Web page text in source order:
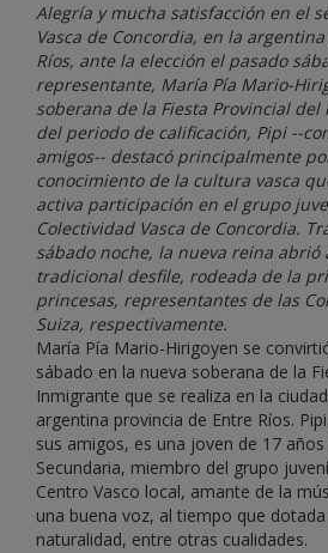
Alegría y mucha satisfacción en el
Vasca de Concordia, en la
Ríos, ante la elección el pasado
representante, María Pía Mario-
soberana de la Fiesta Provincial
del periodo de calificación, Pipi --
amigos-- destacó principalmente
conocimiento de la cultura vasca
activa participación en el grupo
Colectividad Vasca de Concordia.
sábado noche, la nueva reina abrió
tradicional desfile, rodeada de la
princesas, representantes de las
Suiza, respectivamente.
María Pía Mario-Hirigoyen se
sábado en la nueva soberana de la
Inmigrante que se realiza en la
argentina provincia de Entre Ríos.
sus amigos, es una joven de 17
Secundaria, miembro del grupo
Centro Vasco local, amante de la
una buena voz, al tiempo que
naturalidad, entre otras cualidades.